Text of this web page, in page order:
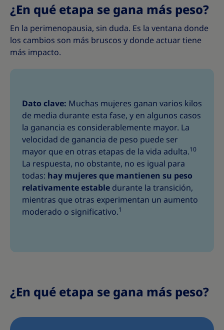
¿En qué etapa se gana más peso?
En la perimenopausia, sin duda. Es la ventana donde
los cambios son más bruscos y donde actuar tiene
más impacto.
Dato clave: Muchas mujeres ganan varios kilos
de media durante esta fase, y en algunos casos
la ganancia es considerablemente mayor. La
velocidad de ganancia de peso puede ser
mayor que en otras etapas de la vida adulta.10
La respuesta, no obstante, no es igual para
todas: hay mujeres que mantienen su peso
relativamente estable durante la transición,
mientras que otras experimentan un aumento
moderado o significativo.1
¿En qué etapa se gana más peso?